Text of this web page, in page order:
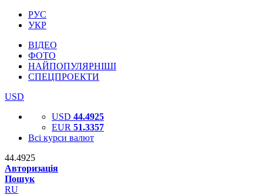
РУС
УКР
ВІДЕО
ФОТО
НАЙПОПУЛЯРНІШІ
СПЕЦПРОЕКТИ
USD
USD 44.4925
EUR 51.3357
Всі курси валют
44.4925
Авторизація
Пошук
RU